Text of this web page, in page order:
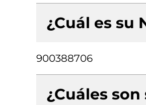
¿Cuál es su
900388706
¿Cuáles